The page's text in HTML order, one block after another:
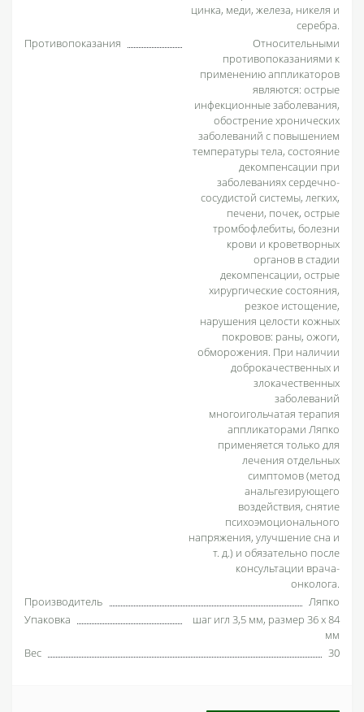
цинка, меди, железа, никеля и
серебра.
Противопоказания
Относительными
противопоказаниями к
применению аппликаторов
являются: острые
инфекционные заболевания,
обострение хронических
заболеваний с повышением
температуры тела, состояние
декомпенсации при
заболеваниях сердечно-
сосудистой системы, легких,
печени, почек, острые
тромбофлебиты, болезни
крови и кроветворных
органов в стадии
декомпенсации, острые
хирургические состояния,
резкое истощение,
нарушения целости кожных
покровов: раны, ожоги,
обморожения. При наличии
доброкачественных и
злокачественных
заболеваний
многоигольчатая терапия
аппликаторами Ляпко
применяется только для
лечения отдельных
симптомов (метод
анальгезирующего
воздействия, снятие
психоэмоционального
напряжения, улучшение сна и
т. д.) и обязательно после
консультации врача-
онколога.
Производитель
Ляпко
Упаковка
шаг игл 3,5 мм, размер 36 х 84
мм
Вес
30